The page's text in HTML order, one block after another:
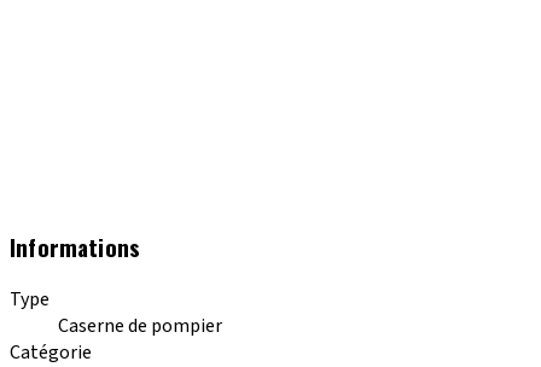
Informations
Type
Caserne de pompier
Catégorie